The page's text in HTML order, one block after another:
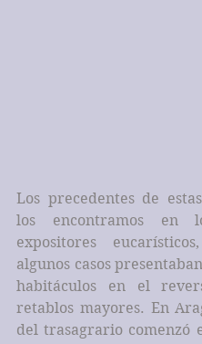
Los precedentes de
los encontramos en
expositores
algunos casos
habitáculos en el
retablos mayores. En
del trasagrario comenzó